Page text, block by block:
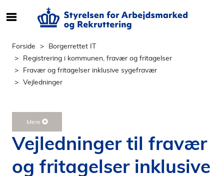
e
f
t
i
d
h
o
l
Forside
Borgerrettet IT
Registrering i kommunen, fravær og fritagelser
Fravær og fritagelser inklusive sygefravær
Vejledninger
Mere
Vejledninger til fravær
og fritagelser inklusive